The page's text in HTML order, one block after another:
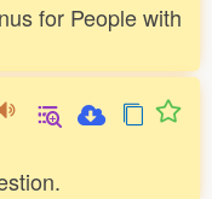
for People with